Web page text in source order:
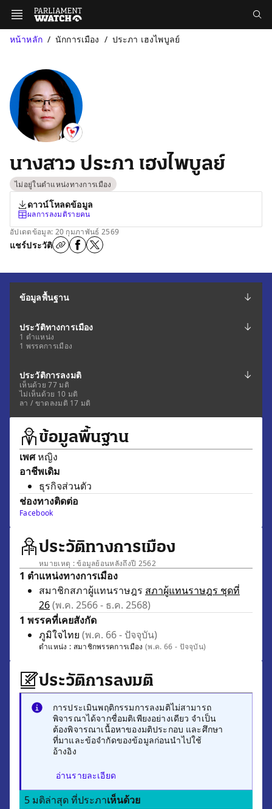
หน้าหลัก นักการเมือง ประภา เฮงไพบูลย์
นางสาว ประภา เฮงไพบูลย์
ไม่อยู่ในตำแหน่งทางการเมือง
ดาวน์โหลดข้อมูล
ผลการลงมติรายคน
อัปเดตข้อมูล: 20 กุมภาพันธ์ 2569
แชร์ประวัติ
ข้อมูลพื้นฐาน
ประวัติทางการเมือง
1 ตำแหน่ง
1 พรรคการเมือง
ประวัติการลงมติ
เห็นด้วย 77 มติ
ไม่เห็นด้วย 10 มติ
ลา / ขาดลงมติ 17 มติ
ข้อมูลพื้นฐาน
เพศหญิง
อาชีพเดิม
ธุรกิจส่วนตัว
ช่องทางติดต่อ
Facebook
ประวัติทางการเมือง
หมายเหตุ : ข้อมูลย้อนหลังถึงปี 2562
1 ตำแหน่งทางการเมือง
สมาชิกสภาผู้แทนราษฎร สภาผู้แทนราษฎร ชุดที่
26(พ.ค. 2566 - ธ.ค. 2568)
1 พรรคที่เคยสังกัด
ภูมิใจไทย (พ.ค. 66 - ปัจจุบัน)
ตำแหน่ง : สมาชิกพรรคการเมือง(พ.ค. 66 - ปัจจุบัน)
ประวัติการลงมติ
การประเมินพฤติกรรมการลงมติไม่สามารถ
พิจารณาได้จากชื่อมติเพียงอย่างเดียว จำเป็น
ต้องพิจารณาเนื้อหาของมติประกอบ และศึกษา
ที่มาและข้อจำกัดของข้อมูลก่อนนำไปใช้
อ้างอิง
อ่านรายละเอียด
5 มติล่าสุด ที่ประภาเห็นด้วย